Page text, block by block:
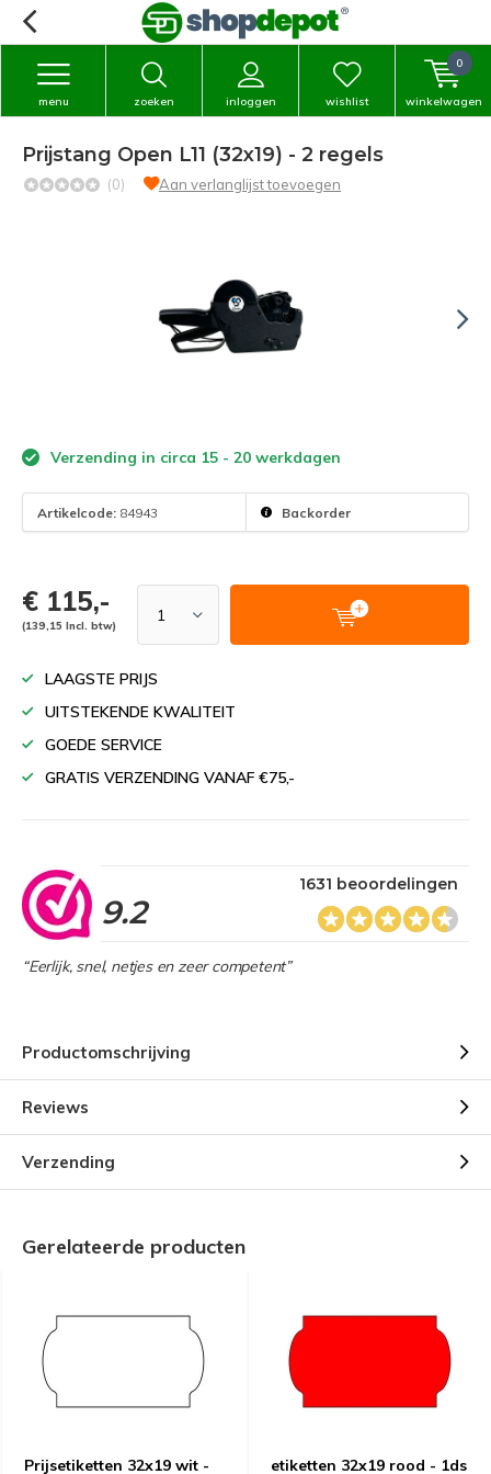
zoeken inloggen
menu wishlist winkelwagen
0
Prijstang Open L11 (32x19) - 2 regels
(0) Aan verlanglijst toevoegen
Verzending in circa 15 - 20 werkdagen
Artikelcode: 84943 Backorder
€ 115,-
(139,15 Incl. btw)
LAAGSTE PRIJS
UITSTEKENDE KWALITEIT
GOEDE SERVICE
GRATIS VERZENDING VANAF €75,-
9.2
1631 beoordelingen
“Eerlijk, snel, netjes en zeer competent”
Productomschrijving
Reviews
Verzending
Gerelateerde producten
Prijsetiketten 32x19 wit -
etiketten 32x19 rood - 1ds